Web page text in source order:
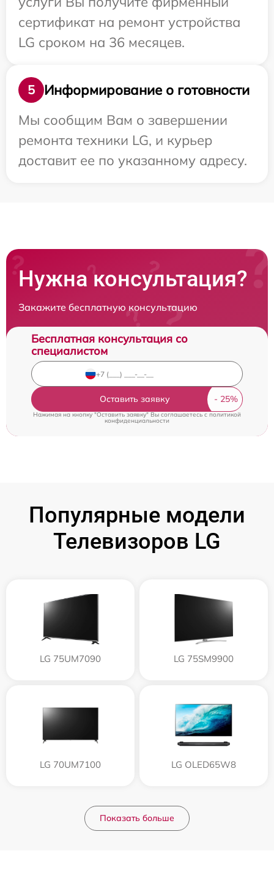
сертификат на ремонт устройства
LG сроком на 36 месяцев.
5
Информирование о готовности
Мы сообщим Вам о завершении
ремонта техники LG, и курьер
доставит ее по указанному адресу.
Нужна консультация?
Закажите бесплатную консультацию
Бесплатная консультация со
специалистом
Оставить заявку
Нажимая на кнопку "Оставить заявку" Вы соглашаетесь cполитикой
конфиденциальности
Популярные модели
Телевизоров LG
LG 75UM7090 LG 75SM9900
LG 70UM7100 LG OLED65W8
Показать больше